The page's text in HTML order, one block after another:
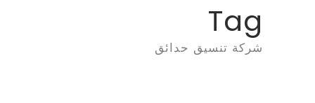
Tag
شركة تنسيق حدائق